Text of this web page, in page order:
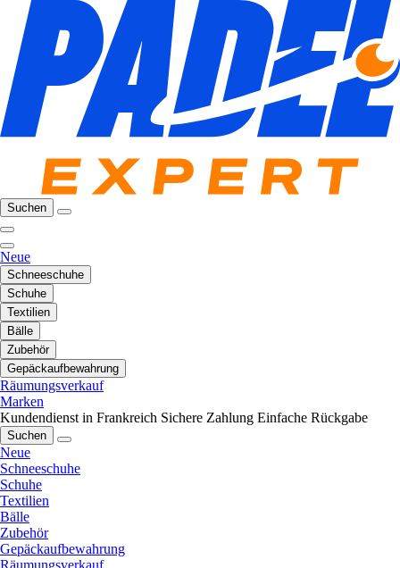
Suchen
Neue
Schneeschuhe
Schuhe
Textilien
Bälle
Zubehör
Gepäckaufbewahrung
Räumungsverkauf
Marken
Kundendienst in Frankreich Sichere Zahlung Einfache Rückgabe
Suchen
Neue
Schneeschuhe
Schuhe
Textilien
Bälle
Zubehör
Gepäckaufbewahrung